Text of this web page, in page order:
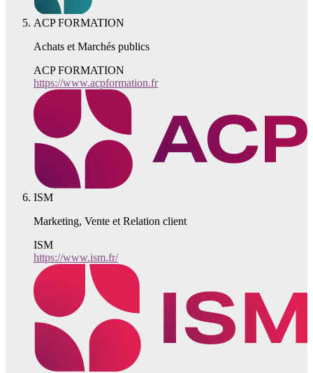
ACP FORMATION
Achats et Marchés publics
ACP FORMATION
https://www.acpformation.fr
ISM
Marketing, Vente et Relation client
ISM
https://www.ism.fr/